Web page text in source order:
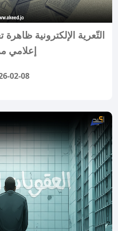
التّعرية الإلكترونية
إعلامي
02-08